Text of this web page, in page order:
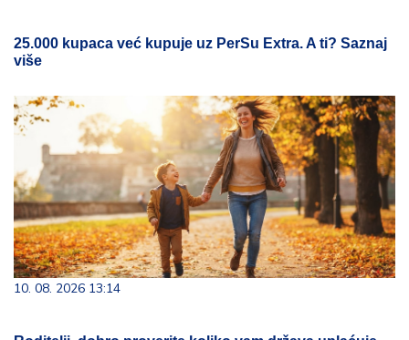
25.000 kupaca već kupuje uz PerSu Extra. A ti? Saznaj
više
10. 08. 2026 13:14